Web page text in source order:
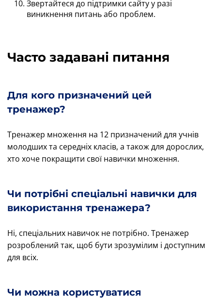
Звертайтеся до підтримки сайту у разі
виникнення питань або проблем.
Часто задавані питання
Для кого призначений цей
тренажер?
Тренажер множення на 12 призначений для учнів
молодших та середніх класів, а також для дорослих,
хто хоче покращити свої навички множення.
Чи потрібні спеціальні навички для
використання тренажера?
Ні, спеціальних навичок не потрібно. Тренажер
розроблений так, щоб бути зрозумілим і доступним
для всіх.
Чи можна користуватися